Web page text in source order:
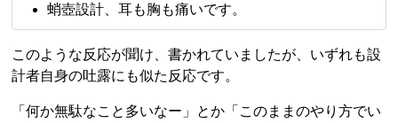
蛸壺設計、耳も胸も痛いです。
このような反応が聞け、書かれていましたが、いずれも設
計者自身の吐露にも似た反応です。
「何か無駄なこと多いなー」とか「このままのやり方でい